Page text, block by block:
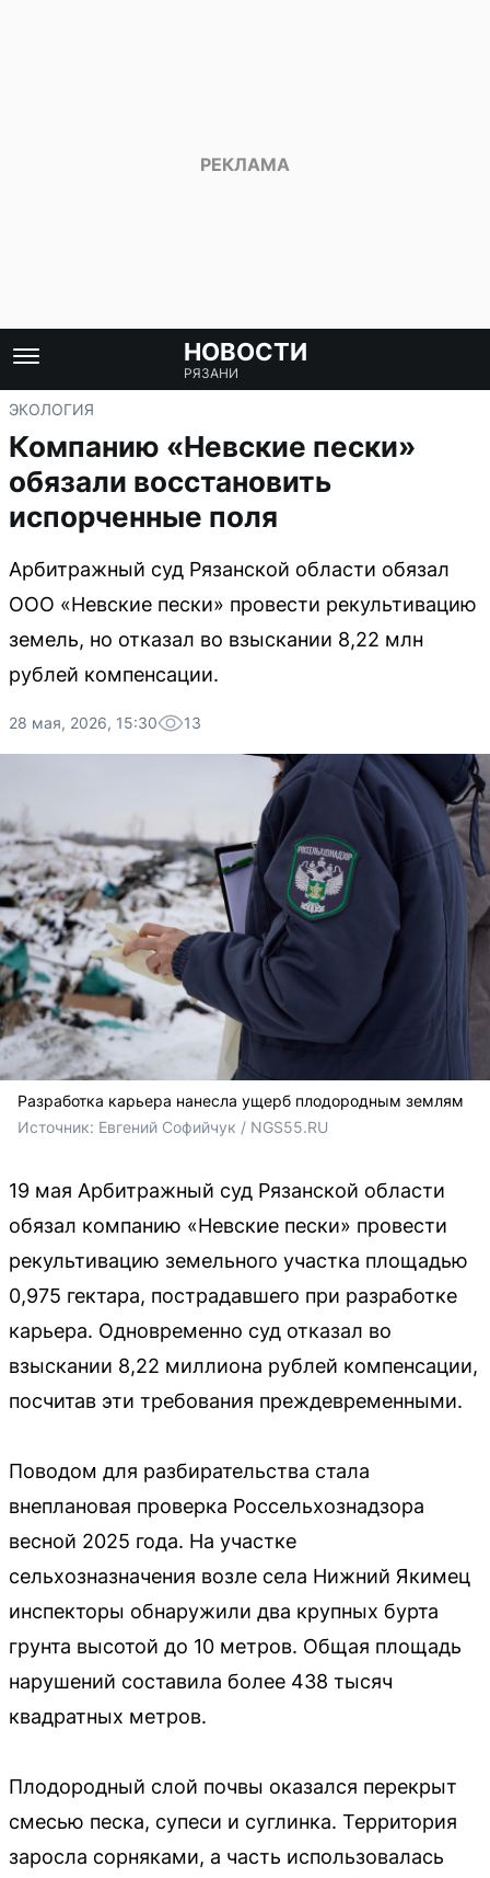
НОВОСТИ
РЯЗАНИ
ЭКОЛОГИЯ
Компанию «Невские пески»
обязали восстановить
испорченные поля
Арбитражный суд Рязанской области обязал
ООО «Невские пески» провести рекультивацию
земель, но отказал во взыскании 8,22 млн
рублей компенсации.
28 мая, 2026, 15:30 13
Разработка карьера нанесла ущерб плодородным землям
Источник: Евгений Софийчук / NGS55.RU
19 мая Арбитражный суд Рязанской области
обязал компанию «Невские пески» провести
рекультивацию земельного участка площадью
0,975 гектара, пострадавшего при разработке
карьера. Одновременно суд отказал во
взыскании 8,22 миллиона рублей компенсации,
посчитав эти требования преждевременными.
Поводом для разбирательства стала
внеплановая проверка Россельхознадзора
весной 2025 года. На участке
сельхозназначения возле села Нижний Якимец
инспекторы обнаружили два крупных бурта
грунта высотой до 10 метров. Общая площадь
нарушений составила более 438 тысяч
квадратных метров.
Плодородный слой почвы оказался перекрыт
смесью песка, супеси и суглинка. Территория
заросла сорняками, а часть использовалась